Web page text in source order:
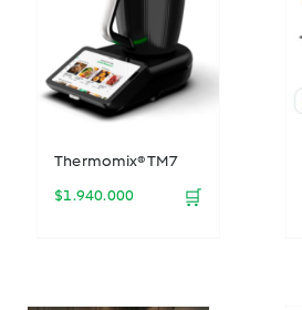
Thermomix® TM7
$1.940.000 🛒